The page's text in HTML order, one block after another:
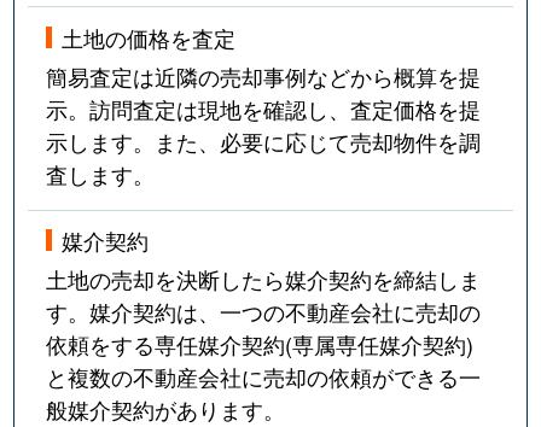
土地の価格を査定
簡易査定は近隣の売却事例などから概算を提
示。訪問査定は現地を確認し、査定価格を提
示します。また、必要に応じて売却物件を調
査します。
媒介契約
土地の売却を決断したら媒介契約を締結しま
す。媒介契約は、一つの不動産会社に売却の
依頼をする専任媒介契約(専属専任媒介契約)
と複数の不動産会社に売却の依頼ができる一
般媒介契約があります。